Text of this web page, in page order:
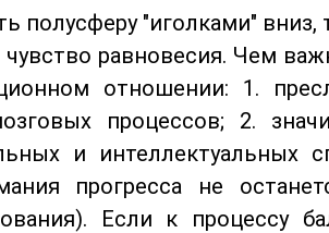
полусферу "иголками"
равновесия. Чем
отношении: 1.
процессов; 2.
и интеллектуальных
прогресса не
Если к процессу